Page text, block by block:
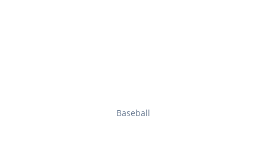
Baseball